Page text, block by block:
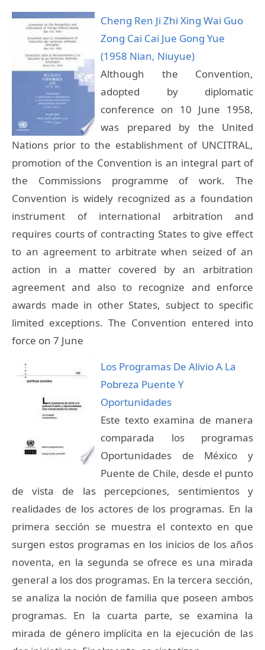
Cheng Ren Ji Zhi Xing Wai Guo
Zong Cai Cai Jue Gong Yue
(1958 Nian, Niuyue)
Although the Convention,
adopted by diplomatic
conference on 10 June 1958,
was prepared by the United
Nations prior to the establishment of UNCITRAL,
promotion of the Convention is an integral part of
the Commissions programme of work. The
Convention is widely recognized as a foundation
instrument of international arbitration and
requires courts of contracting States to give effect
to an agreement to arbitrate when seized of an
action in a matter covered by an arbitration
agreement and also to recognize and enforce
awards made in other States, subject to specific
limited exceptions. The Convention entered into
force on 7 June
Los Programas De Alivio A La
Pobreza Puente Y
Oportunidades
Este texto examina de manera
comparada los programas
Oportunidades de México y
Puente de Chile, desde el punto
de vista de las percepciones, sentimientos y
realidades de los actores de los programas. En la
primera sección se muestra el contexto en que
surgen estos programas en los inicios de los años
noventa, en la segunda se ofrece es una mirada
general a los dos programas. En la tercera sección,
se analiza la noción de familia que poseen ambos
programas. En la cuarta parte, se examina la
mirada de género implícita en la ejecución de las